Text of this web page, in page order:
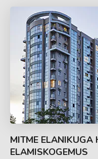
MITME ELANIKUGA
ELAMISKOGEMUS